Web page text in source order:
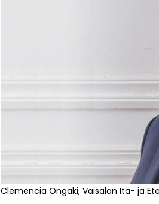
Clemencia Ongaki, Vaisalan Itä- ja